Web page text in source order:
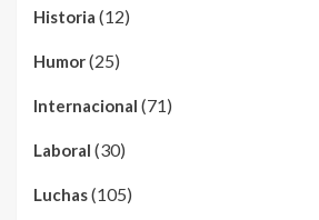
Historia (12)
Humor(25)
Internacional (71)
Laboral (30)
Luchas(105)